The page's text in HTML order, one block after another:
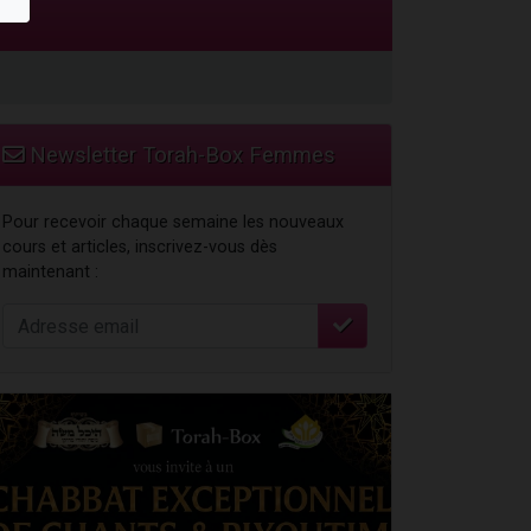
Newsletter Torah-Box Femmes
Pour recevoir chaque semaine les nouveaux
cours et articles, inscrivez-vous dès
maintenant :